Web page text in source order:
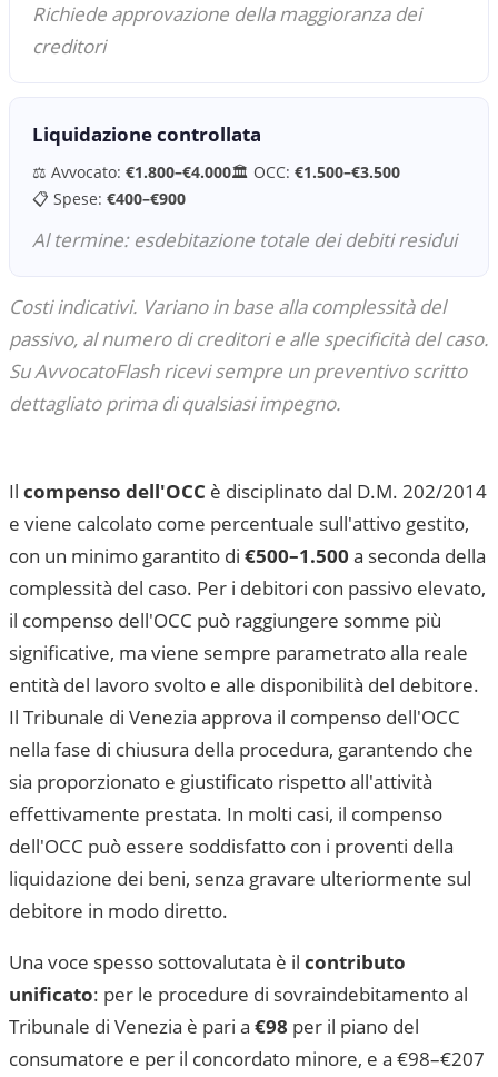
Richiede approvazione della maggioranza dei
creditori
Liquidazione controllata
⚖️ Avvocato: €1.800–€4.000🏛 OCC: €1.500–€3.500
📋 Spese: €400–€900
Al termine: esdebitazione totale dei debiti residui
Costi indicativi. Variano in base alla complessità del
passivo, al numero di creditori e alle specificità del caso.
Su AvvocatoFlash ricevi sempre un preventivo scritto
dettagliato prima di qualsiasi impegno.
Il compenso dell'OCC è disciplinato dal D.M. 202/2014
e viene calcolato come percentuale sull'attivo gestito,
con un minimo garantito di €500–1.500 a seconda della
complessità del caso. Per i debitori con passivo elevato,
il compenso dell'OCC può raggiungere somme più
significative, ma viene sempre parametrato alla reale
entità del lavoro svolto e alle disponibilità del debitore.
Il Tribunale di Venezia approva il compenso dell'OCC
nella fase di chiusura della procedura, garantendo che
sia proporzionato e giustificato rispetto all'attività
effettivamente prestata. In molti casi, il compenso
dell'OCC può essere soddisfatto con i proventi della
liquidazione dei beni, senza gravare ulteriormente sul
debitore in modo diretto.
Una voce spesso sottovalutata è il contributo
unificato: per le procedure di sovraindebitamento al
Tribunale di Venezia è pari a €98 per il piano del
consumatore e per il concordato minore, e a €98–€207